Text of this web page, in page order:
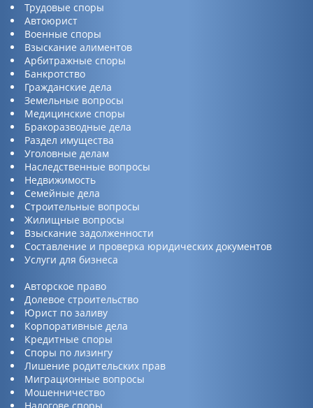
Трудовые споры
Автоюрист
Военные споры
Взыскание алиментов
Арбитражные споры
Банкротство
Гражданские дела
Земельные вопросы
Медицинские споры
Бракоразводные дела
Раздел имущества
Уголовные делам
Наследственные вопросы
Недвижимость
Семейные дела
Строительные вопросы
Жилищные вопросы
Взыскание задолженности
Составление и проверка юридических документов
Услуги для бизнеса
Авторское право
Долевое строительство
Юрист по заливу
Корпоративные дела
Кредитные споры
Споры по лизингу
Лишение родительских прав
Миграционные вопросы
Мошенничество